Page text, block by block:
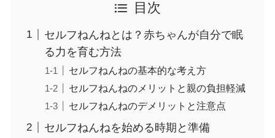
目次
セルフねんねとは？赤ちゃんが自分で眠
る力を育む方法
セルフねんねの基本的な考え方
セルフねんねのメリットと親の負担軽減
セルフねんねのデメリットと注意点
セルフねんねを始める時期と準備